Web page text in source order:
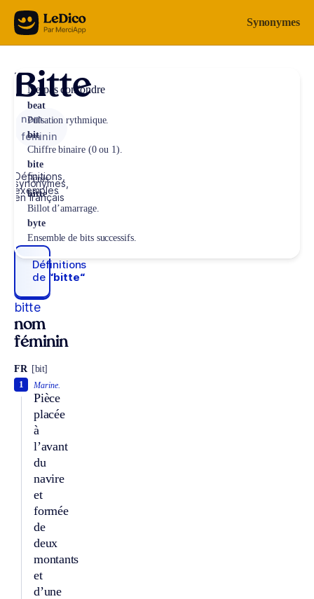
Aller au contenu Synonymes
Bitte
nom
féminin
Définitions,
synonymes,
exemples
en français
Définitions
de “bitte“
bitte
nom
féminin
FR [bit]
Marine.
Pièce
placée
à
l’avant
du
navire
et
formée
de
deux
montants
et
d’une
1
Ne pas confondre
beat
Pulsation rythmique.
bit
Chiffre binaire (0 ou 1).
bite
Pénis.
bitte
Billot d’amarrage.
byte
Ensemble de bits successifs.